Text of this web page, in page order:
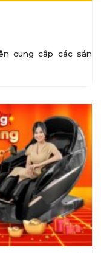
cung cấp các sản